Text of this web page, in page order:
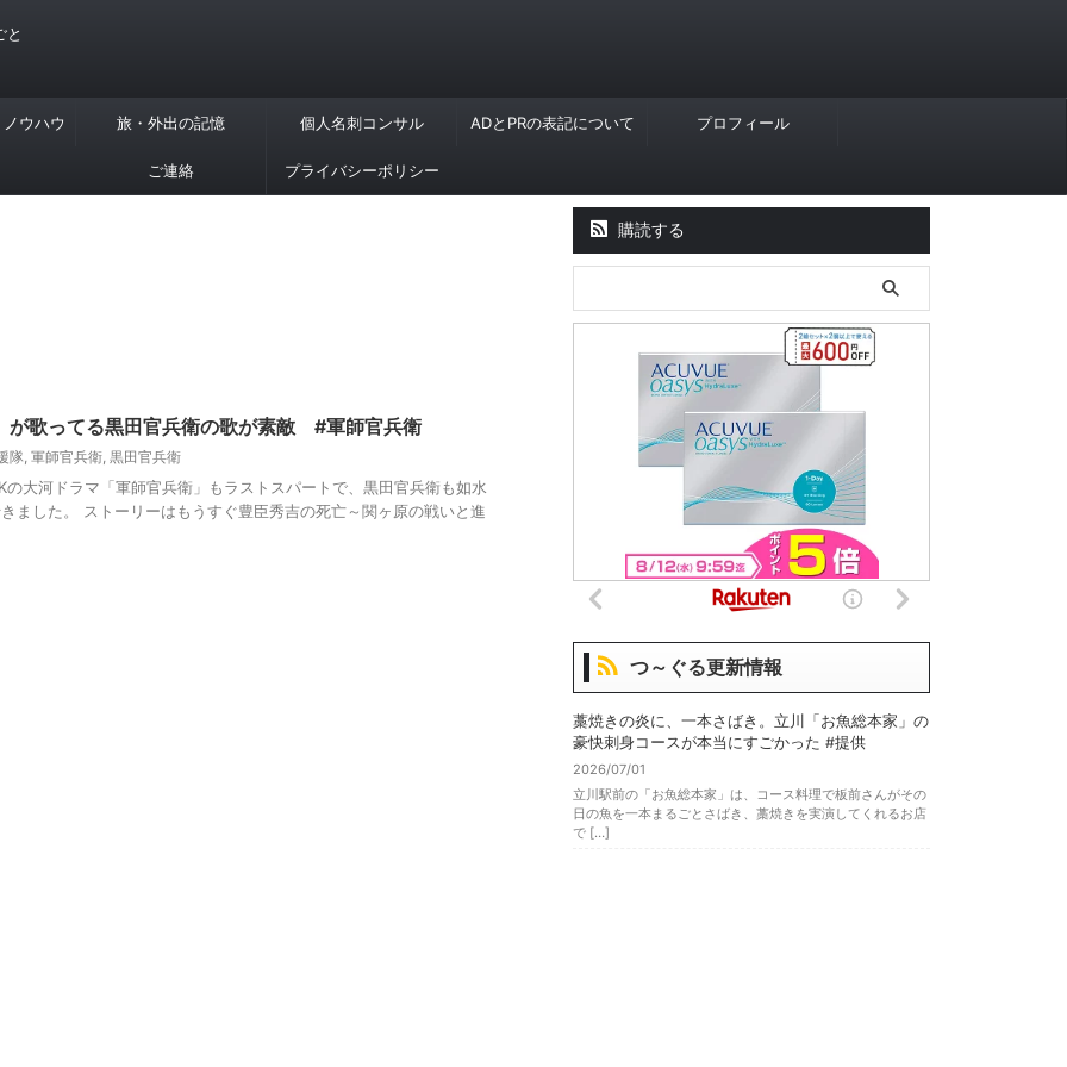
と
ウハウ 旅・外出の記憶 個人名刺コンサル ADとPRの表記について プロフィール
ご連絡 プライバシーポリシー
が歌ってる黒田官兵衛の歌が素敵 #軍師官兵衛
隊, 軍師官兵衛, 黒田官兵衛
の大河ドラマ「軍師官兵衛」もラストスパートで、黒田官兵衛も如水
ました。 ストーリーはもうすぐ豊臣秀吉の死亡～関ヶ原の戦いと進
購読する
つ～ぐる更新情報
藁焼きの炎に、一本さばき。立川「お魚総本家」の
豪快刺身コースが本当にすごかった #提供
2026/07/01
立川駅前の「お魚総本家」は、コース料理で板前さんがその
日の魚を一本まるごとさばき、藁焼きを実演してくれるお店
で […]